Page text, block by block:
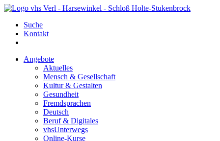
Suche
Kontakt
Angebote
Aktuelles
Mensch & Gesellschaft
Kultur & Gestalten
Gesundheit
Fremdsprachen
Deutsch
Beruf & Digitales
vhsUnterwegs
Online-Kurse